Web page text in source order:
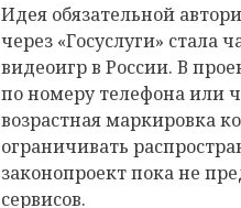
Идея обязательной
через «Госуслуги» стала
видеоигр в России. В
по номеру телефона или
возрастная маркировка
ограничивать
законопроект пока не
сервисов.